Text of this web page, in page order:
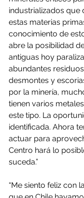
industrializados que
estas materias
conocimiento de
abre la posibilidad
antiguas hoy
abundantes
desmontes y
por la minería,
tienen varios
este tipo. La
identificada. Ahora
actuar para
Centro hará lo
suceda.”
“Me siento feliz con